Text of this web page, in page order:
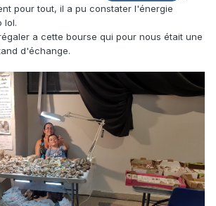
pour tout, il a pu constater l'énergie
lol.
a cette bourse qui pour nous était une
d'échange.